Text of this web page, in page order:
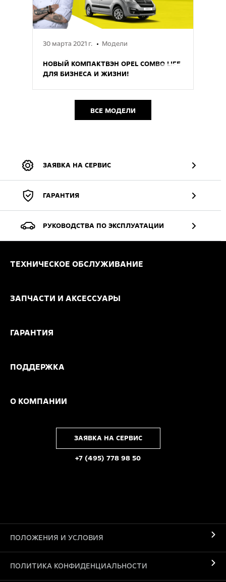
30 марта 2021 г. Модели
НОВЫЙ КОМПАКТВЭН OPEL COMBO LIFE
ДЛЯ БИЗНЕСА И ЖИЗНИ!
ВСЕ МОДЕЛИ
ЗАЯВКА НА СЕРВИС
ГАРАНТИЯ
РУКОВОДСТВА ПО ЭКСПЛУАТАЦИИ
ТЕХНИЧЕСКОЕ ОБСЛУЖИВАНИЕ
ЗАПЧАСТИ И АКСЕССУАРЫ
ГАРАНТИЯ
ПОДДЕРЖКА
О КОМПАНИИ
+7 (495) 778 98 50
ЗАЯВКА НА СЕРВИС
ПОЛОЖЕНИЯ И УСЛОВИЯ
ПОЛИТИКА КОНФИДЕНЦИАЛЬНОСТИ